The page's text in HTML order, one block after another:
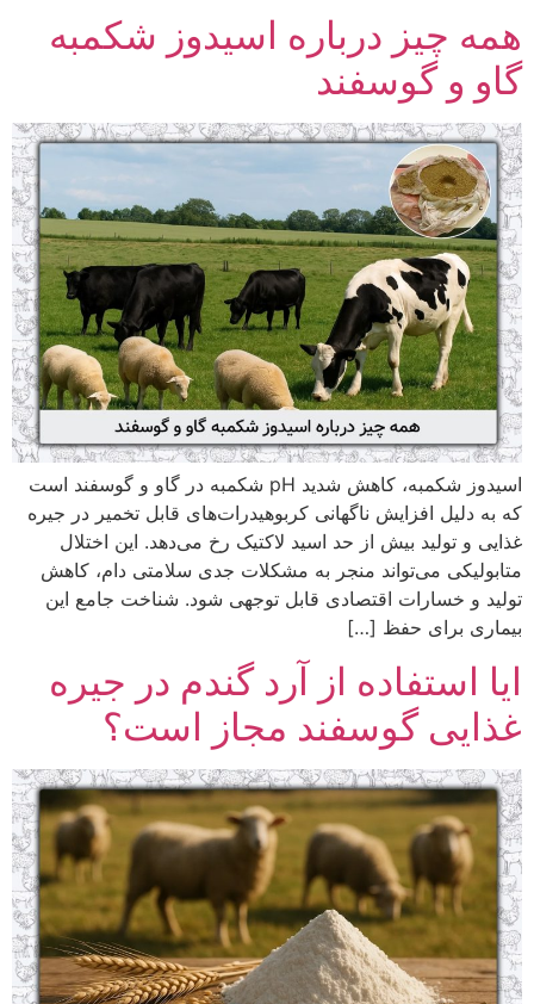
همه چیز درباره اسیدوز شکمبه
گاو و گوسفند
اسیدوز شکمبه، کاهش شدید pH شکمبه در گاو و گوسفند است
که به دلیل افزایش ناگهانی کربوهیدرات‌های قابل تخمیر در جیره
غذایی و تولید بیش از حد اسید لاکتیک رخ می‌دهد. این اختلال
متابولیکی می‌تواند منجر به مشکلات جدی سلامتی دام، کاهش
تولید و خسارات اقتصادی قابل توجهی شود. شناخت جامع این
بیماری برای حفظ […]
ایا استفاده از آرد گندم در جیره
غذایی گوسفند مجاز است؟